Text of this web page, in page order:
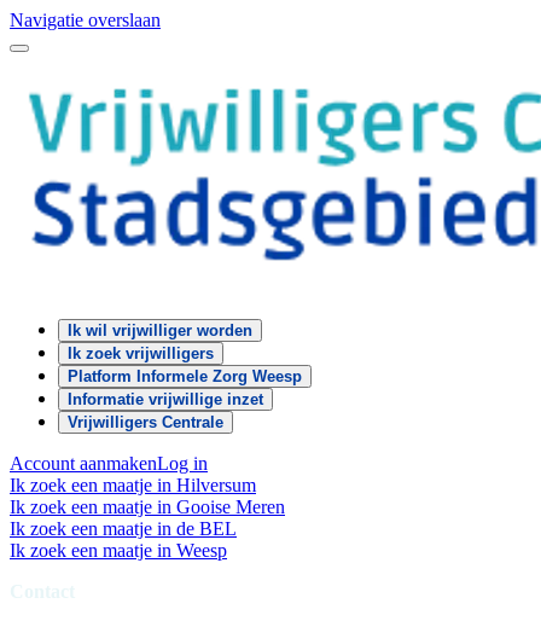
Navigatie overslaan
Ik wil vrijwilliger worden
Ik zoek vrijwilligers
Platform Informele Zorg Weesp
Informatie vrijwillige inzet
Vrijwilligers Centrale
Account aanmakenLog in
Ik zoek een maatje in Hilversum
Ik zoek een maatje in Gooise Meren
Ik zoek een maatje in de BEL
Ik zoek een maatje in Weesp